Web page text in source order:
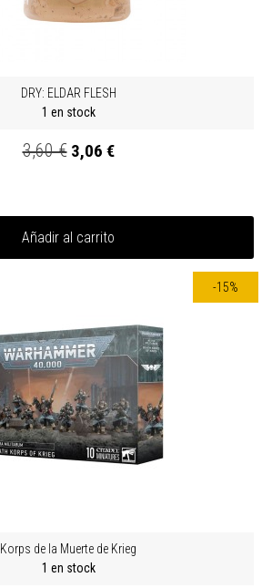
DRY: ELDAR FLESH
1 en stock
3,60 € 3,06 €
Añadir al carrito
-15%
Korps de la Muerte de Krieg
1 en stock